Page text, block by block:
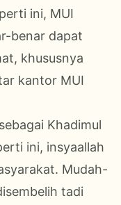
ini, MUI
benar dapat
khususnya
kantor MUI
Khadimul
ini, insyaallah
Mudah-
tadi